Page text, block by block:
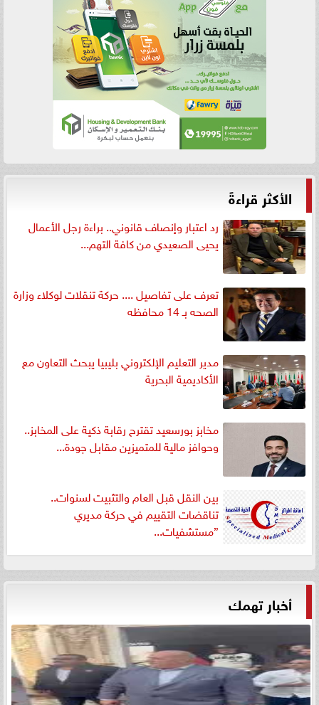
الأكثر قراءةً
رد اعتبار وإنصاف قانوني.. براءة رجل الأعمال
يحيى الصعيدي من كافة التهم...
تعرف على تفاصيل .... حركة تنقلات لوكلاء وزارة
الصحه بـ 14 محافظه
مدير التعليم الإلكتروني بليبيا يبحث التعاون مع
الأكاديمية البحرية
مخابز بورسعيد تقترح رقابة ذكية على المخابز..
وحوافز مالية للمتميزين مقابل جودة...
بين النقل قبل العام والتثبيت لسنوات..
تناقضات التقييم في حركة مديري
”مستشفيات...
أخبار تهمك